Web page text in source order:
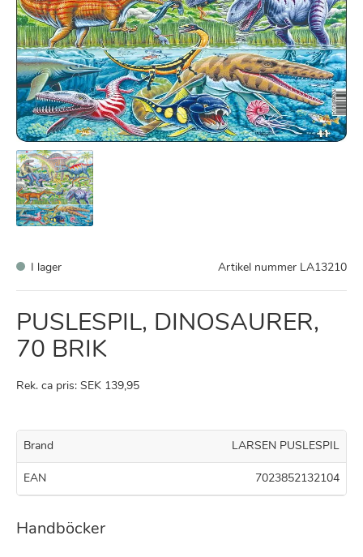
I lager Artikel nummer LA13210
PUSLESPIL, DINOSAURER,
70 BRIK
Rek. ca pris: SEK 139,95
Brand LARSEN PUSLESPIL
EAN 7023852132104
Handböcker